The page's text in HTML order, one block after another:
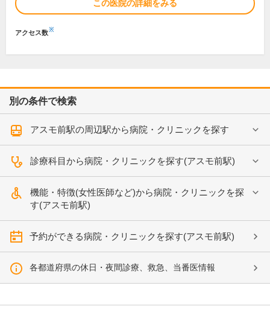
この医院の詳細をみる
アクセス数※
別の条件で検索
アスモ前駅の周辺駅から病院・クリニックを探す
診療科目から病院・クリニックを探す(アスモ前駅)
機能・特徴(女性医師など)から病院・クリニックを探
す(アスモ前駅)
予約ができる病院・クリニックを探す(アスモ前駅)
各都道府県の休日・夜間診療、救急、当番医情報